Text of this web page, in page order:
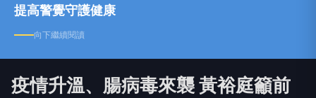
提高警覺守護健康
向下繼續閱讀
疫情升溫、腸病毒來襲 黃裕庭籲前